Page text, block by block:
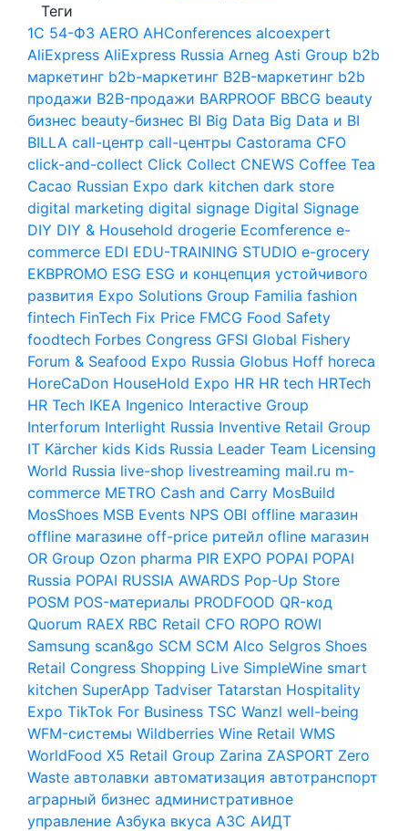
Теги
1С 54-ФЗ AERO AHConferences alcoexpert
AliExpress AliExpress Russia Arneg Asti Group b2b
маркетинг b2b-маркетинг B2B-маркетинг b2b
продажи B2B-продажи BARPROOF BBCG beauty
бизнес beauty-бизнес BI Big Data Big Data и BI
BILLA call-центр call-центры Castorama CFO
click-and-collect Click Collect CNEWS Coffee Tea
Cacao Russian Expo dark kitchen dark store
digital marketing digital signage Digital Signage
DIY DIY & Household drogerie Ecomference e-
commerce EDI EDU-TRAINING STUDIO e-grocery
EKBPROMO ESG ESG и концепция устойчивого
развития Expo Solutions Group Familia fashion
fintech FinTech Fix Price FMCG Food Safety
foodtech Forbes Congress GFSI Global Fishery
Forum & Seafood Expo Russia Globus Hoff horeca
HoreCaDon HouseHold Expo HR HR tech HRTech
HR Tech IKEA Ingenico Interactive Group
Interforum Interlight Russia Inventive Retail Group
IT Kärcher kids Kids Russia Leader Team Licensing
World Russia live-shop livestreaming mail.ru m-
commerce METRO Cash and Carry MosBuild
MosShoes MSB Events NPS OBI offline магазин
offline магазине off-price ритейл ofline магазин
OR Group Ozon pharma PIR EXPO POPAI POPAI
Russia POPAI RUSSIA AWARDS Pop-Up Store
POSM POS-материалы PRODFOOD QR-код
Quorum RAEX RBC Retail CFO ROPO ROWI
Samsung scan&go SCM SCM Alco Selgros Shoes
Retail Congress Shopping Live SimpleWine smart
kitchen SuperApp Tadviser Tatarstan Hospitality
Expo TikTok For Business TSC Wanzl well-being
WFM-системы Wildberries Wine Retail WMS
WorldFood X5 Retail Group Zarina ZASPORT Zero
Waste автолавки автоматизация автотранспорт
аграрный бизнес административное
управление Азбука вкуса АЗС АИДТ